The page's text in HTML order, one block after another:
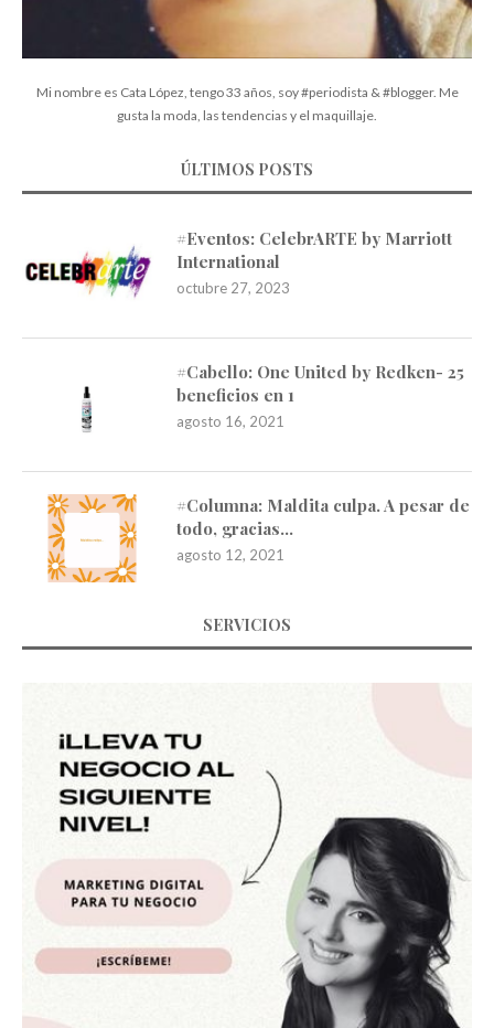
Mi nombre es Cata López, tengo 33 años, soy #periodista & #blogger. Me
gusta la moda, las tendencias y el maquillaje.
ÚLTIMOS POSTS
#Eventos: CelebrARTE by Marriott
International
octubre 27, 2023
#Cabello: One United by Redken- 25
beneficios en 1
agosto 16, 2021
#Columna: Maldita culpa. A pesar de
todo, gracias…
agosto 12, 2021
SERVICIOS